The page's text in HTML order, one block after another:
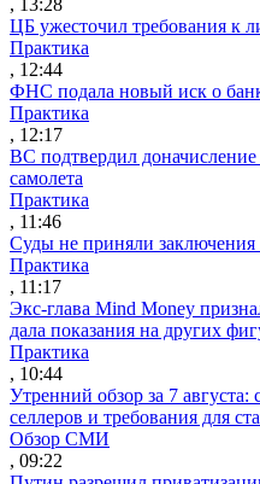
ЦБ ужесточил требования к
Практика
, 12:44
ФНС подала новый иск о
Практика
, 12:17
ВС подтвердил
самолета
Практика
, 11:46
Суды не приняли заключения
Практика
, 11:17
Экс-глава Mind Money
дала показания на других
Практика
, 10:44
Утренний обзор за 7 августа:
селлеров и требования для
Обзор СМИ
, 09:22